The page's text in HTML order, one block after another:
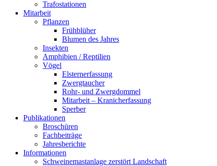
Trafostationen
Mitarbeit
Pflanzen
Frühblüher
Blumen des Jahres
Insekten
Amphibien / Reptilien
Vögel
Elsternerfassung
Zwergtaucher
Rohr- und Zwergdommel
Mitarbeit – Kranicherfassung
Sperber
Publikationen
Broschüren
Fachbeiträge
Jahresberichte
Informationen
Schweinemastanlage zerstört Landschaft